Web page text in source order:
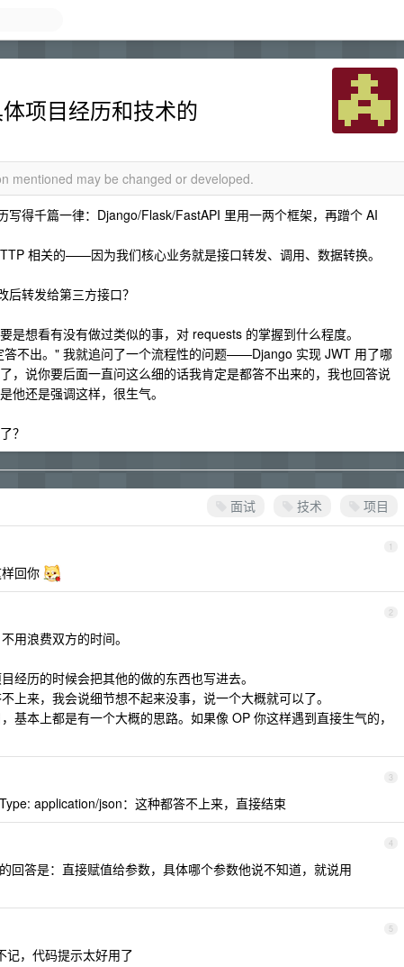
项目经历和技术的
mentioned may be changed or developed.
得千篇一律：Django/Flask/FastAPI 里用一两个框架，再蹭个 AI
相关的——因为我们核心业务就是接口转发、调用、数据转换。
转发给第三方接口？
想看有没有做过类似的事，对 requests 的掌握到什么程度。
不出。" 我就追问了一个流程性的问题——Django 实现 JWT 用了哪
说你要后面一直问这么细的话我肯定是都答不出来的，我也回答说
他还是强调这样，很生气。
？
面试 技术 项目
1
回你
2
用浪费双方的时间。
经历的时候会把其他的做的东西也写进去。
上来，我会说细节想不起来没事，说一个大概就可以了。
基本上都是有一个大概的思路。如果像 OP 你这样遇到直接生气的，
3
application/json：这种都答不上来，直接结束
4
回答是：直接赋值给参数，具体哪个参数他说不知道，就说用
5
记，代码提示太好用了